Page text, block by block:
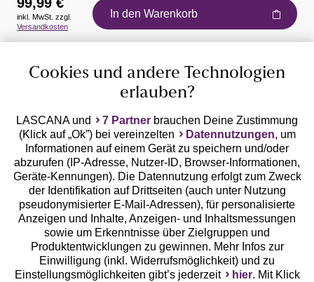
Auszeichnungen
Geprüfte Sicherheit
Unsere Apps
99,99 €
inkl. MwSt. zzgl.
Versandkosten
In den Warenkorb
Cookies und andere Technologien
erlauben?
LASCANA und 7 Partner brauchen Deine Zustimmung
(Klick auf „Ok”) bei vereinzelten
Datennutzungen, um
Informationen auf einem Gerät zu speichern und/oder
abzurufen (IP-Adresse, Nutzer-ID, Browser-Informationen,
Geräte-Kennungen). Die Datennutzung erfolgt zum Zweck
der Identifikation auf Drittseiten (auch unter Nutzung
pseudonymisierter E-Mail-Adressen), für personalisierte
Anzeigen und Inhalte, Anzeigen- und Inhaltsmessungen
sowie um Erkenntnisse über Zielgruppen und
Produktentwicklungen zu gewinnen. Mehr Infos zur
Einwilligung (inkl. Widerrufsmöglichkeit) und zu
Einstellungsmöglichkeiten gibt’s jederzeit
hier. Mit Klick